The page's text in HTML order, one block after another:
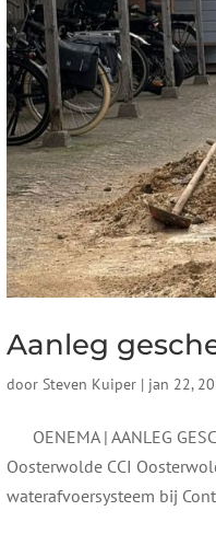
Aanleg
doorSteven Kuiper | jan 22,
OENEMA | AANLEG
Oosterwolde CCI
waterafvoersysteem bij